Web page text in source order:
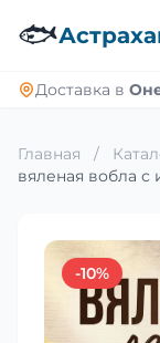
🐟
Доставка в
Главная /
вяленая вобла с
-10%